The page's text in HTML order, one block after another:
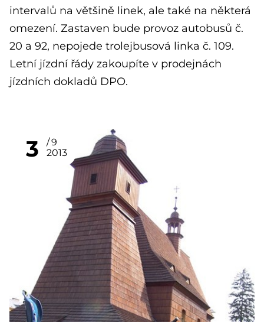
intervalů na většině linek, ale také na některá
omezení. Zastaven bude provoz autobusů č.
20 a 92, nepojede trolejbusová linka č. 109.
Letní jízdní řády zakoupíte v prodejnách
jízdních dokladů DPO.
3
9
2013